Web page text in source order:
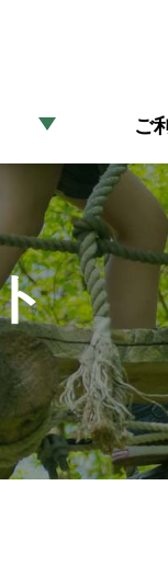
ご